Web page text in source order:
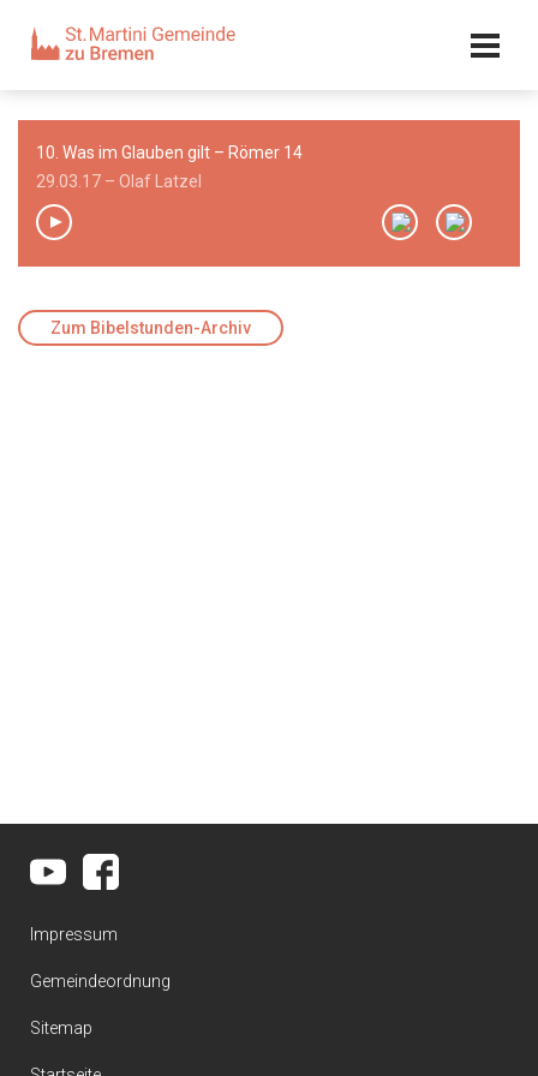
Kalender
Kontakt
Adresse
Team
10. Was im Glauben gilt – Römer 14
29.03.17 – Olaf Latzel
Zum Bibelstunden-Archiv
Impressum
Gemeindeordnung
Sitemap